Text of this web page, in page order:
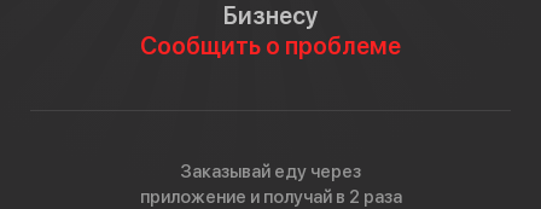
Бизнесу
Сообщить о проблеме
Заказывай еду через
приложение и получай в 2 раза